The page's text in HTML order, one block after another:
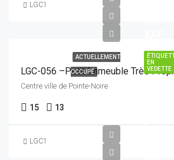
LGC1
EN
VEDETTE
ACTUELLEMENT
OCCUPÉ
LGC-056 –Petit Immeuble Très
Centre ville de Pointe-Noire
15 13
LGC1
1